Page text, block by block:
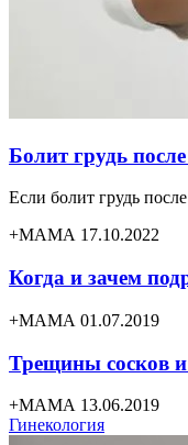
Болит грудь
Если болит грудь
+МАМА 17.10.2022
Когда и зачем
+МАМА 01.07.2019
Трещины сосков и
+МАМА 13.06.2019
Гинекология